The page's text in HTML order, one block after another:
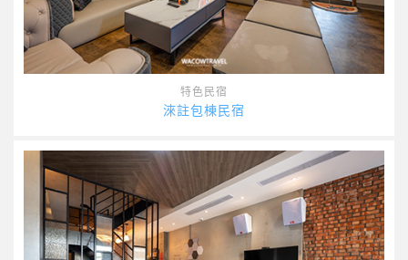
特色民宿
淶註包棟民宿